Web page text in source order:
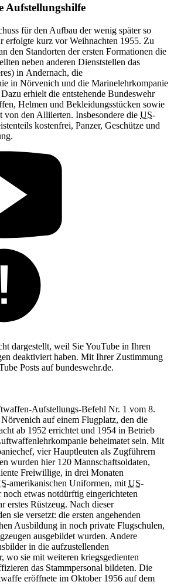
Aufstellungshilfe
für den Aufbau der wenig später so
erfolgte kurz vor Weihnachten 1955. Zu
den Standorten der ersten Formationen die
neben anderen Dienststellen das
in Andernach, die
in Nörvenich und die Marinelehrkompanie
erhielt die entstehende Bundeswehr
Helmen und Bekleidungsstücken sowie
von den Alliierten. Insbesondere die US-
kostenfrei, Panzer, Geschütze und
dargestellt, weil Sie YouTube in Ihren
deaktiviert haben. Mit Ihrer Zustimmung
Posts auf bundeswehr.de.
Aufstellungs-Befehl Nr. 1 vom 8.
Nörvenich auf einem Flugplatz, den die
ab 1952 errichtet und 1954 in Betrieb
beheimatet sein. Mit
vier Hauptleuten als Zugführern
wurden hier 120 Mannschaftsoldaten,
Freiwillige, in drei Monaten
-amerikanischen Uniformen, mit US-
noch etwas notdürftig eingerichteten
erstes Rüstzeug. Nach dieser
sie versetzt: die ersten angehenden
Ausbildung in noch private Flugschulen,
ausgebildet wurden. Andere
in die aufzustellenden
wo sie mit weiteren kriegsgedienten
das Stammpersonal bildeten. Die
eröffnete im Oktober 1956 auf dem